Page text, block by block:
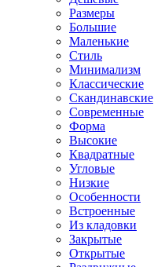
Размеры
Большие
Маленькие
Стиль
Минимализм
Классические
Скандинавские
Современные
Форма
Высокие
Квадратные
Угловые
Низкие
Особенности
Встроенные
Из кладовки
Закрытые
Открытые